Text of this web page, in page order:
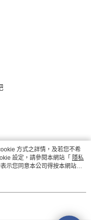
方式之詳情，及若您不希
設定，請參閱本網站「 隱私
示您同意本公司得按本網站使